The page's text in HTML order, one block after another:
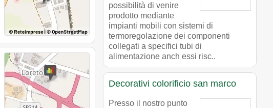
possibilità di venire
prodotto mediante
impianti mobili con sistemi di
termoregolazione dei componenti
collegati a specifici tubi di
alimentazione anch essi risc..
Decorativi colorificio san marco
Presso il nostro punto